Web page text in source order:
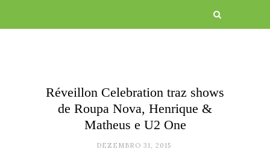
Réveillon Celebration traz shows
de Roupa Nova, Henrique &
Matheus e U2 One
DEZEMBRO 31, 2015